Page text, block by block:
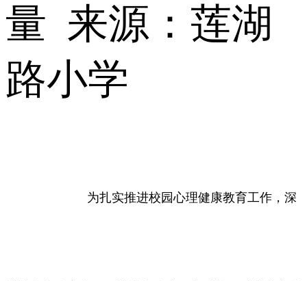
量 来源：莲湖
路小学
为扎实推进校园心理健康教育工作，深